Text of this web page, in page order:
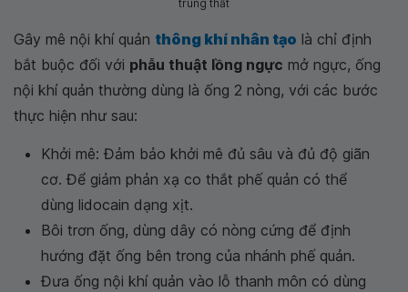
trung thất
Gây mê nội khí quản thông khí nhân tạo là chỉ định
bắt buộc đối với phẫu thuật lồng ngực mở ngực, ống
nội khí quản thường dùng là ống 2 nòng, với các bước
thực hiện như sau:
Khởi mê: Đảm bảo khởi mê đủ sâu và đủ độ giãn
cơ. Để giảm phản xạ co thắt phế quản có thể
dùng lidocain dạng xịt.
Bôi trơn ống, dùng dây có nòng cứng để định
hướng đặt ống bên trong của nhánh phế quản.
Đưa ống nội khí quản vào lỗ thanh môn có dùng